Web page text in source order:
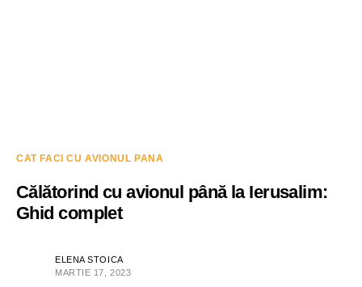
CAT FACI CU AVIONUL PANA
Călătorind cu avionul până la Ierusalim:
Ghid complet
ELENA STOICA
MARTIE 17, 2023